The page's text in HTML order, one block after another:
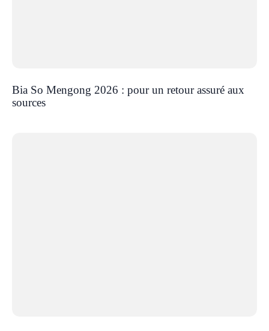
Bia So Mengong 2026 : pour un retour assuré aux
sources